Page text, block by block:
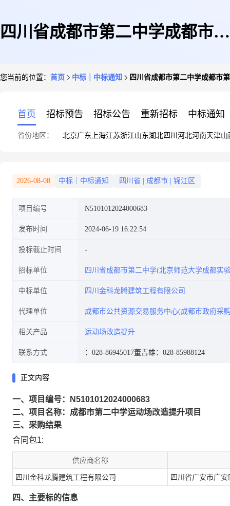
四川省成都市第二中学成都市第
您当前的位置： 首页 中标｜中标通知 四川省成都市第二中学成都市
首页 招标预告 招标公告 重新招标 中标通知
省份地区： 北京广东 上海江苏浙江山东湖北四川 河北河南天津山
2026-08-08 中标｜中标通知 四川省 成都市 锦江区
项目编号 N5101012024000683
发布时间 2024-06-19 16:22:54
投标截止时间
招标单位 四川省成都市第二中学(北京师范大学成都实
中标单位 四川金科龙腾建筑工程有限公司
代理单位 成都市公共资源交易服务中心(成都市政府采
相关产品 运动场改造提升
联系方式 ：028-86945017董吉雄：028-85988124
正文内容
一、项目编号：N5101012024000683
二、项目名称：成都市第二中学运动场改造提升项目
三、采购结果
合同包1:
供应商名称
四川金科龙腾建筑工程有限公司 四川省广安市广
四、主要标的信息